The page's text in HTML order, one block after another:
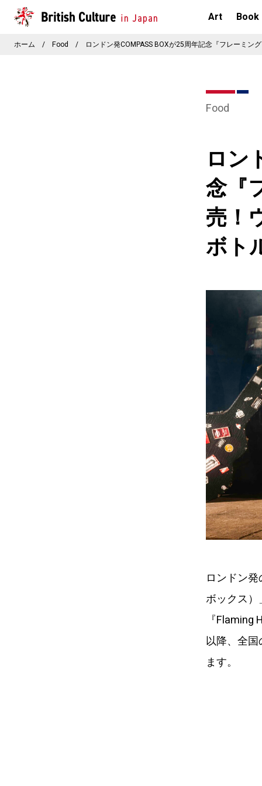
Art Book
ホーム / Food / ロンドン発COMPASS BOXが25周年記念『フレーミ
Food
ロン
念『
売！
ボト
ロンドン
ボックス
『
以降、全
ます。